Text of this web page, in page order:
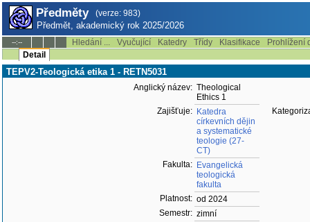
Předměty (verze: 983)
Předmět, akademický rok 2025/2026
--:-- Hledání ... Vyučující Katedry Třídy Klasifikace
Prohlížení
Detail
TEPV2-Teologická etika 1 - RETN5031
Anglický název: Theological
Ethics 1
Zajišťuje: Katedra
církevních dějin
a systematické
teologie (27-
CT)
Fakulta: Evangelická
teologická
fakulta
Platnost: od 2024
Semestr: zimní